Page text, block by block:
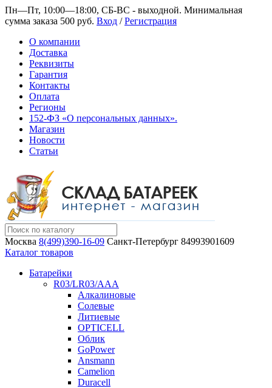
Пн—Пт, 10:00—18:00, СБ-ВС - выходной. Минимальная
сумма заказа 500 руб. Вход /Регистрация
О компании
Доставка
Реквизиты
Гарантия
Контакты
Оплата
Регионы
152-ФЗ «О персональных данных».
Магазин
Новости
Статьи
Москва 8(499)390-16-09 Санкт-Петербург 84993901609
Каталог товаров
Батарейки
R03/LR03/AAA
Алкалиновые
Солевые
Литиевые
OPTICELL
Облик
GoPower
Ansmann
Camelion
Duracell